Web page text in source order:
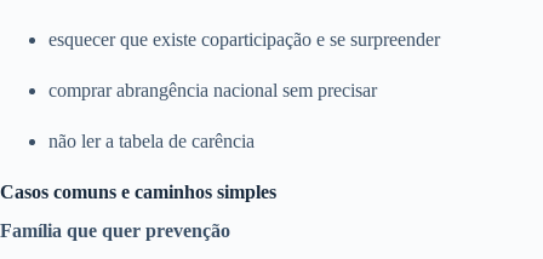
esquecer que existe coparticipação e se surpreender
comprar abrangência nacional sem precisar
não ler a tabela de carência
Casos comuns e caminhos simples
Família que quer prevenção